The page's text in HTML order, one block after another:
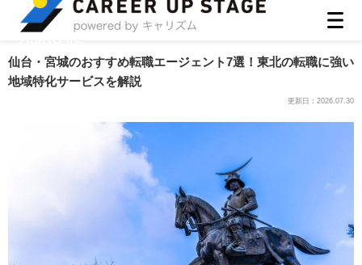
仙台・宮城のおすすめ転職エージェント7選！東北の転職に強い
地域特化サービスを解説
更新日：2026.07.30